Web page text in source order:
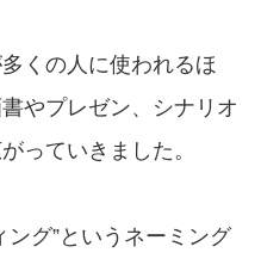
くの人に使われるほ
やプレゼン、シナリオ
っていきました。
グ”というネーミング